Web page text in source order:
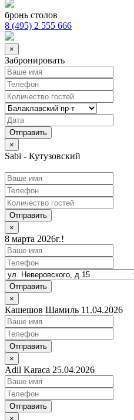
бронь столов
8 (495) 2 555 666
×
Забронировать
×
Sabi - Кутузовский
Отправить
×
8 марта 2026г.!
Отправить
×
Кашешов Шамиль 11.04.2026
Отправить
×
Adil Karaca 25.04.2026
Отправить